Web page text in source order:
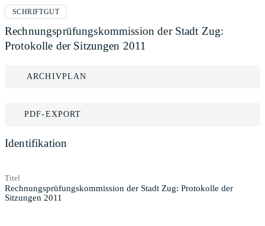
SCHRIFTGUT
Rechnungsprüfungskommission der Stadt Zug:
Protokolle der Sitzungen 2011
ARCHIVPLAN
PDF-EXPORT
Identifikation
Titel
Rechnungsprüfungskommission der Stadt Zug: Protokolle der
Sitzungen 2011